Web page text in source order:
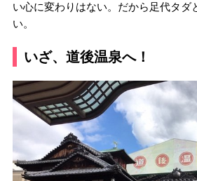
い心に変わりはない。だから足代タダ
い。
いざ、道後温泉へ！